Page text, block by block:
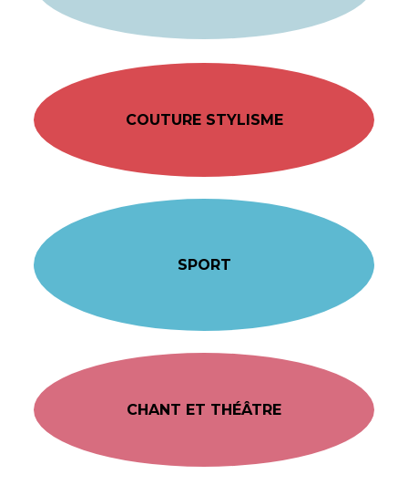
COUTURE STYLISME
SPORT
CHANT ET THÉÂTRE